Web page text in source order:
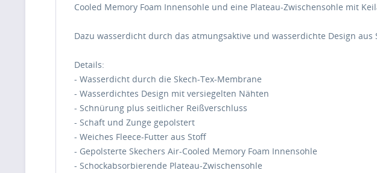
Cooled Memory Foam Innensohle und eine Plateau-Zwischensohle mit
Dazu wasserdicht durch das atmungsaktive und wasserdichte Design
Details:
- Wasserdicht durch die Skech-Tex-Membrane
- Wasserdichtes Design mit versiegelten Nähten
- Schnürung plus seitlicher Reißverschluss
- Schaft und Zunge gepolstert
- Weiches Fleece-Futter aus Stoff
- Gepolsterte Skechers Air-Cooled Memory Foam Innensohle
- Schockabsorbierende Plateau-Zwischensohle